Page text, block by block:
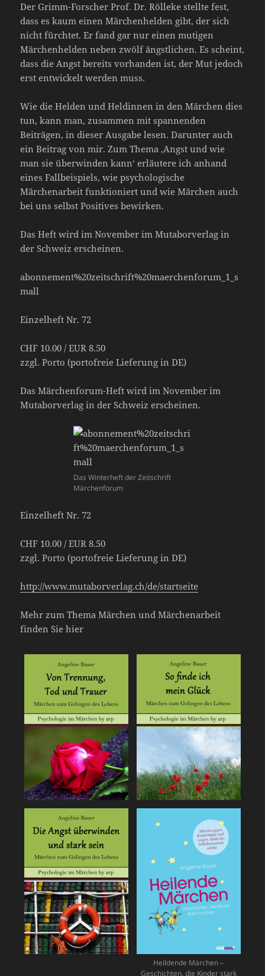
Der Grimm-Forscher Prof. Dr. Rölleke stellte fest,
dass es kaum einen Märchenhelden gibt, der sich
nicht fürchtet. Er fand gar nur einen mutigen
Märchenhelden neben zwölf ängstlichen. Es scheint,
dass die Angst bereits vorhanden ist, der Mut jedoch
erst entwickelt werden muss.
Wie die Helden und Heldinnen in den Märchen dies
tun, kann man, zusammen mit spannenden
Beiträgen, in dieser Ausgabe lesen. Darunter auch
ein Beitrag von mir. Zum Thema ‚Angst und wie
man sie überwinden kann‘ erläutere ich anhand
eines Fallbeispiels, wie psychologische
Märchenarbeit funktioniert und wie Märchen auch
bei uns selbst Positives bewirken.
Das Heft wird im November im Mutaborverlag in
der Schweiz erscheinen.
abonnement%20zeitschrift%20maerchenforum_1_s
mall
Einzelheft Nr. 72
CHF 10.00 / EUR 8.50
zzgl. Porto (portofreie Lieferung in DE)
Das Märchenforum-Heft wird im November im
Mutaborverlag in der Schweiz erscheinen.
Das Winterheft der Zeitschrift
Märchenforum
Einzelheft Nr. 72
CHF 10.00 / EUR 8.50
zzgl. Porto (portofreie Lieferung in DE)
http://www.mutaborverlag.ch/de/startseite
Mehr zum Thema Märchen und Märchenarbeit
finden Sie hier
Heildende Märchen –
Geschichten, die Kinder stark